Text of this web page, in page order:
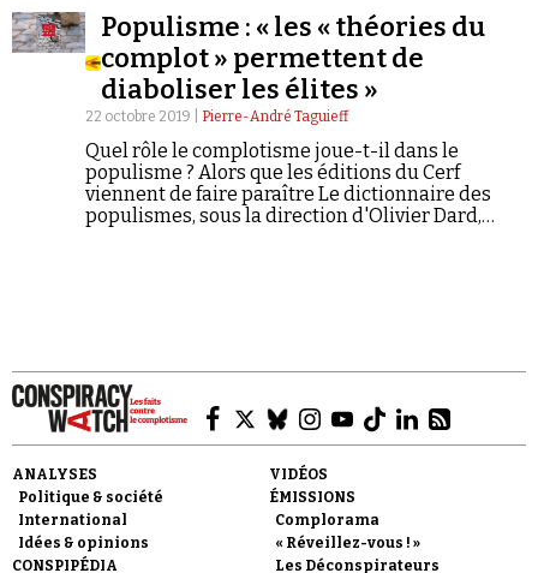
Newsletter
Faire un don
Populisme : « les « théories du
complot » permettent de
diaboliser les élites »
22 octobre 2019 | Pierre-André Taguieff
Quel rôle le complotisme joue-t-il dans le
populisme ? Alors que les éditions du Cerf
viennent de faire paraître Le dictionnaire des
populismes, sous la direction d'Olivier Dard,
ANALYSES
Politique & société
International
Idées & opinions
CONSPIPÉDIA
VIDÉOS
ÉMISSIONS
Complorama
« Réveillez-vous ! »
Les Déconspirateurs